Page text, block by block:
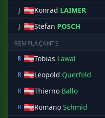
J
Konrad LAIMER
J
Stefan POSCH
REMPLAÇANTS
R
Tobias Lawal
R
Leopold Querfeld
R
Thierno Ballo
R
Romano Schmid